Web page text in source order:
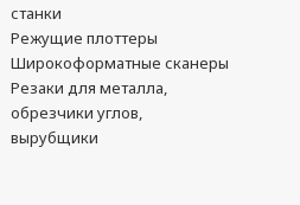
станки
Режущие плоттеры
Широкоформатные сканеры
Резаки для металла,
обрезчики углов,
вырубщики